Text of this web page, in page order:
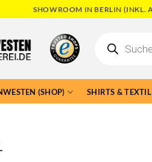
SHOWROOM IN BERLIN (INKL.
search
(SHOP) SHIRTS &